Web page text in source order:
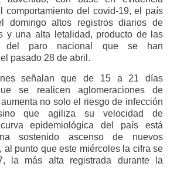
comportamiento del covid-19, el país
domingo altos registros diarios de
y una alta letalidad, producto de las
del paro nacional que se han
pasado 28 de abril.
señalan que de 15 a 21 días
se realicen aglomeraciones de
no solo el riesgo de infección
que agiliza su velocidad de
epidemiológica del país está
sostenido ascenso de nuevos
al punto que este miércoles la cifra se
la más alta registrada durante la